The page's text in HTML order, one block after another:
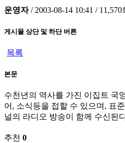
운영자 / 2003-08-14 10:41 / 11,570
게시물 상단 및 하단 버튼
목록
본문
수천년의 역사를 가진 이집트 국
어, 소식등을 접할 수 있으며, 표
널의 라디오 방송이 함께 수신된
추천 0